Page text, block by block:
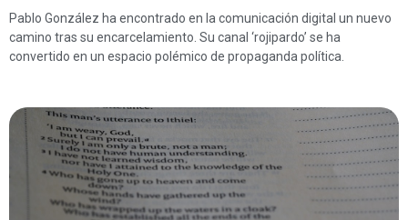
Pablo González ha encontrado en la comunicación digital un nuevo
camino tras su encarcelamiento. Su canal ‘rojipardo’ se ha
convertido en un espacio polémico de propaganda política.